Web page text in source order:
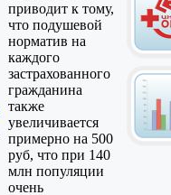
приводит к тому,
что подушевой
норматив на
каждого
застрахованного
гражданина
также
увеличивается
примерно на 500
руб, что при 140
млн популяции
очень